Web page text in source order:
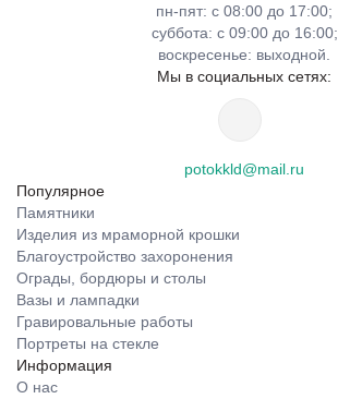
пн-пят: с 08:00 до 17:00;
суббота: с 09:00 до 16:00;
воскресенье: выходной.
Мы в социальных сетях:
potokkld@mail.ru
Популярное
Памятники
Изделия из мраморной крошки
Благоустройство захоронения
Ограды, бордюры и столы
Вазы и лампадки
Гравировальные работы
Портреты на стекле
Информация
О нас